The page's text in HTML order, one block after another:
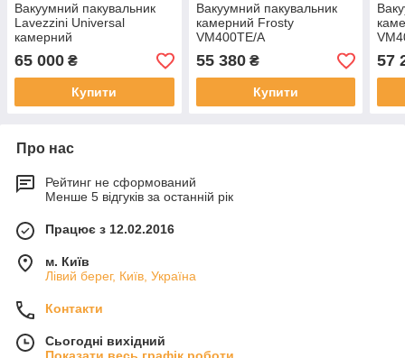
Вакуумний пакувальник
Lavezzini Universal
камерний
65 000 ₴
Купити
Вакуумний пакувальник
камерний Frosty
VM400TE/A
55 380₴
Купити
57
Про нас
Рейтинг не сформований
Менше 5 відгуків за останній рік
Працює з 12.02.2016
м. Київ
Лівий берег, Київ, Україна
Контакти
Сьогодні вихідний